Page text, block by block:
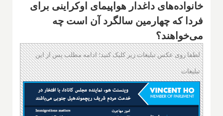
خانواده‌های داغدار هواپیمای اوکراینی برای
فردا که چهارمین سالگرد آن است چه
می‌خواهند؟
لطفا روی عکس تبلیغات زیر کلیک کنید؛ ادامه مطلب پس از این
تبلیغات